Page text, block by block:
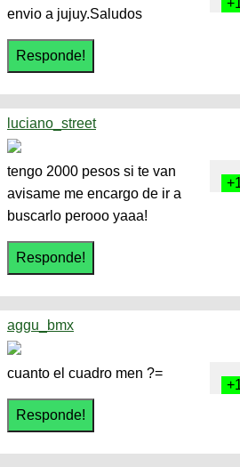
envio a jujuy.Saludos
luciano_street
tengo 2000 pesos si te van
avisame me encargo de ir a
buscarlo perooo yaaa!
aggu_bmx
cuanto el cuadro men ?=